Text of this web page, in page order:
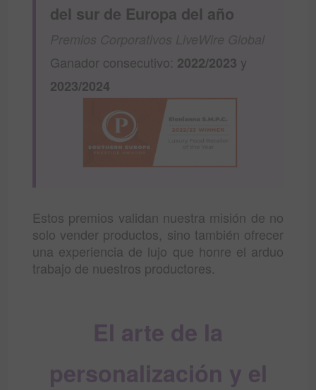
del sur de Europa del año
Ganador consecutivo: 2022/2023 y
2023/2024
Estos premios validan nuestra misión de no
solo vender productos, sino también ofrecer
una experiencia de lujo que honre el arduo
trabajo de nuestros productores.
El arte de la
personalización y el